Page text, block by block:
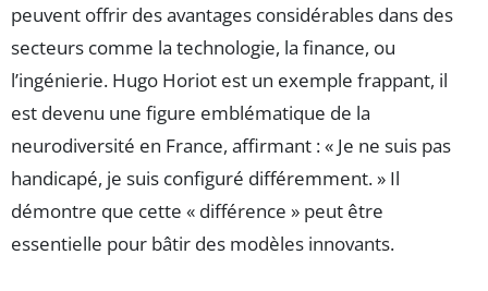
peuvent offrir des avantages considérables dans des
secteurs comme la technologie, la finance, ou
l’ingénierie. Hugo Horiot est un exemple frappant, il
est devenu une figure emblématique de la
neurodiversité en France, affirmant : « Je ne suis pas
handicapé, je suis configuré différemment. » Il
démontre que cette « différence » peut être
essentielle pour bâtir des modèles innovants.